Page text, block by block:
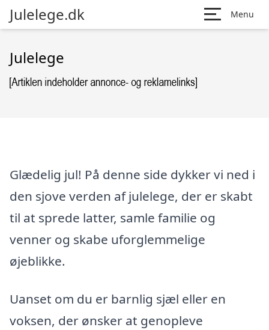
Julelege.dk Menu
Julelege
Glædelig jul! På denne side dykker vi ned i
den sjove verden af julelege, der er skabt
til at sprede latter, samle familie og
venner og skabe uforglemmelige
øjeblikke.
Uanset om du er barnlig sjæl eller en
voksen, der ønsker at genopleve